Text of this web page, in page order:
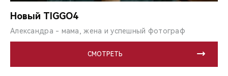
CHERY И СПОРТ
Новый TIGGO4
Александра - мама, жена и успешный фотограф
СМОТРЕТЬ